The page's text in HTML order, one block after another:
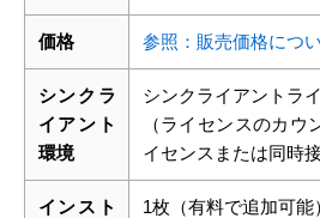
価格 参照：販売価格につ
シンクラ
イアント
環境
シンクライアントラ
（ライセンスのカウ
イセンスまたは同時
インスト
1枚（有料で追加可能）